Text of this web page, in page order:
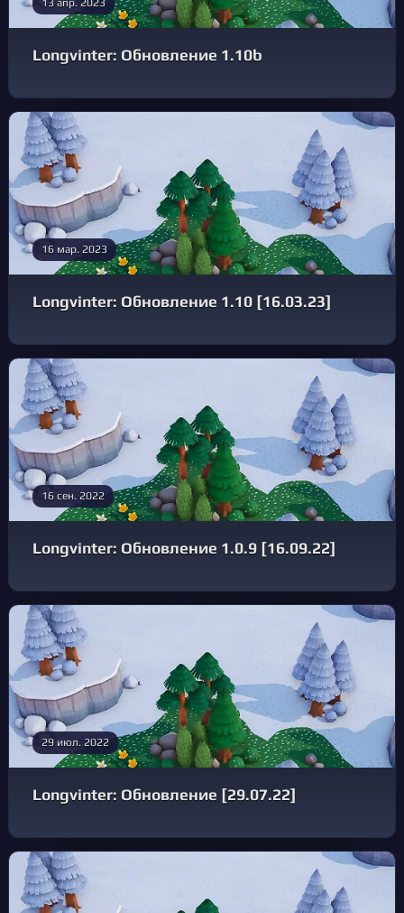
13 апр. 2023
Longvinter: Обновление 1.10b
16 мар. 2023
Longvinter: Обновление 1.10 [16.03.23]
16 сен. 2022
Longvinter: Обновление 1.0.9 [16.09.22]
29 июл. 2022
Longvinter: Обновление [29.07.22]